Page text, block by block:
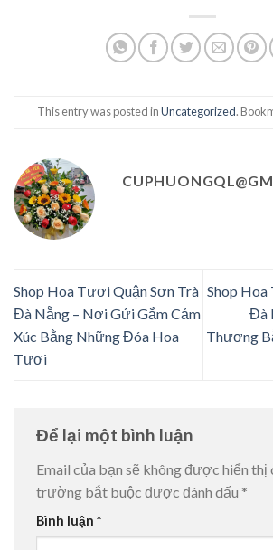
This entry was posted inUncategorized.
Shop Hoa Tươi Quận Sơn Trà
Đà Nẵng – Nơi Gửi Gắm Cảm
Xúc Bằng Những Đóa Hoa
Tươi
Shop
Đà
Thương
Để lại một bình luận
Email của bạn sẽ không được hiển thị
trường bắt buộc được đánh dấu *
Bình luận *